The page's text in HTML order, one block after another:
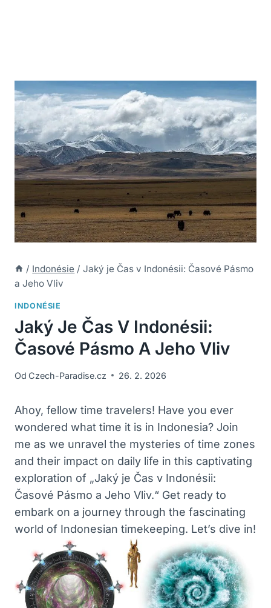
/ Indonésie / Jaký je Čas v Indonésii: Časové Pásmo
a Jeho Vliv
INDONÉSIE
Jaký Je Čas V Indonésii:
Časové Pásmo A Jeho Vliv
Od Czech-Paradise.cz 26. 2. 2026
Ahoy, fellow time travelers! ‌Have you ever
wondered what time ‌it ‍is in Indonesia? Join
me as we unravel⁢ the mysteries‍ of time ‌zones
and their impact ⁣on daily life ‍in this captivating
exploration of „Jaký je Čas ​v Indonésii:
Časové Pásmo ‍a Jeho Vliv.“ Get ready to
embark on a journey ‌through the fascinating
world of ​Indonesian timekeeping. Let’s dive in!